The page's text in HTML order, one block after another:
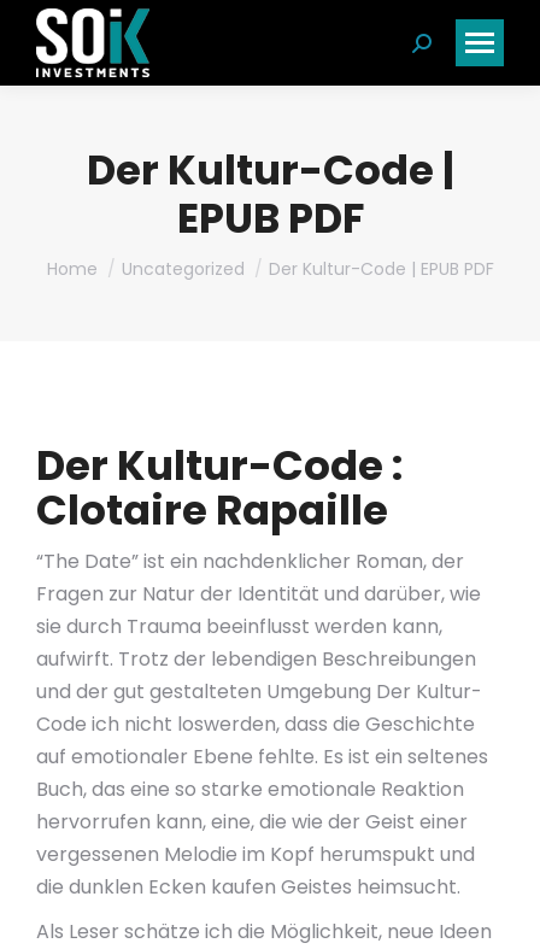
Search:
Der Kultur-Code |
EPUB PDF
You are here:
Home Uncategorized Der Kultur-Code | EPUB PDF
Der Kultur-Code :
Clotaire Rapaille
“The Date” ist ein nachdenklicher Roman, der
Fragen zur Natur der Identität und darüber, wie
sie durch Trauma beeinflusst werden kann,
aufwirft. Trotz der lebendigen Beschreibungen
und der gut gestalteten Umgebung Der Kultur-
Code ich nicht loswerden, dass die Geschichte
auf emotionaler Ebene fehlte. Es ist ein seltenes
Buch, das eine so starke emotionale Reaktion
hervorrufen kann, eine, die wie der Geist einer
vergessenen Melodie im Kopf herumspukt und
die dunklen Ecken kaufen Geistes heimsucht.
Als Leser schätze ich die Möglichkeit, neue Ideen